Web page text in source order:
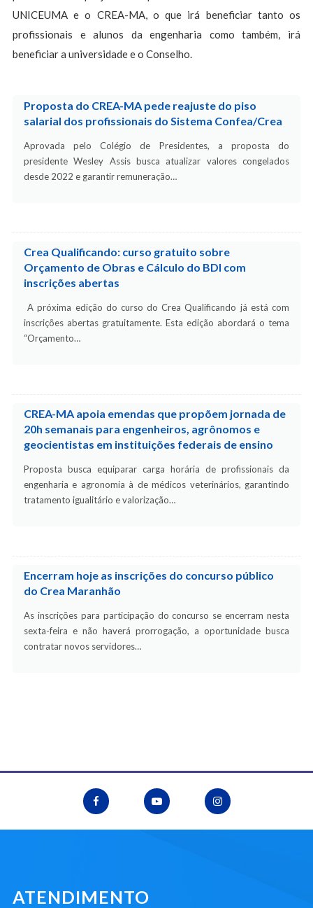
UNICEUMA e o CREA-MA, o que irá beneficiar tanto os
profissionais e alunos da engenharia como também, irá
beneficiar a universidade e o Conselho.
Proposta do CREA-MA pede reajuste do piso
salarial dos profissionais do Sistema Confea/Crea
Aprovada pelo Colégio de Presidentes, a proposta do
presidente Wesley Assis busca atualizar valores congelados
desde 2022 e garantir remuneração…
Crea Qualificando: curso gratuito sobre
Orçamento de Obras e Cálculo do BDI com
inscrições abertas
A próxima edição do curso do Crea Qualificando já está com
inscrições abertas gratuitamente. Esta edição abordará o tema
“Orçamento…
CREA-MA apoia emendas que propõem jornada de
20h semanais para engenheiros, agrônomos e
geocientistas em instituições federais de ensino
Proposta busca equiparar carga horária de profissionais da
engenharia e agronomia à de médicos veterinários, garantindo
tratamento igualitário e valorização…
Encerram hoje as inscrições do concurso público
do Crea Maranhão
As inscrições para participação do concurso se encerram nesta
sexta-feira e não haverá prorrogação, a oportunidade busca
contratar novos servidores…
ATENDIMENTO